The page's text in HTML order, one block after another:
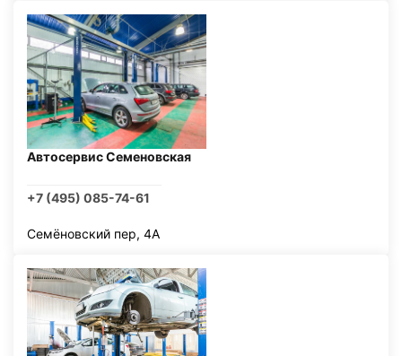
Автосервис Семеновская
+7 (495) 085-74-61
Семёновский пер, 4А